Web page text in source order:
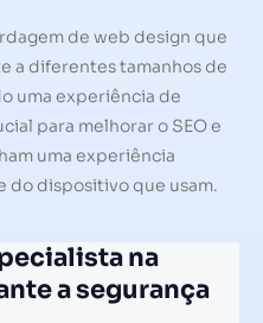
de web design que
a diferentes tamanhos de
uma experiência de
para melhorar o SEO e
uma experiência
dispositivo que usam.
na
a segurança